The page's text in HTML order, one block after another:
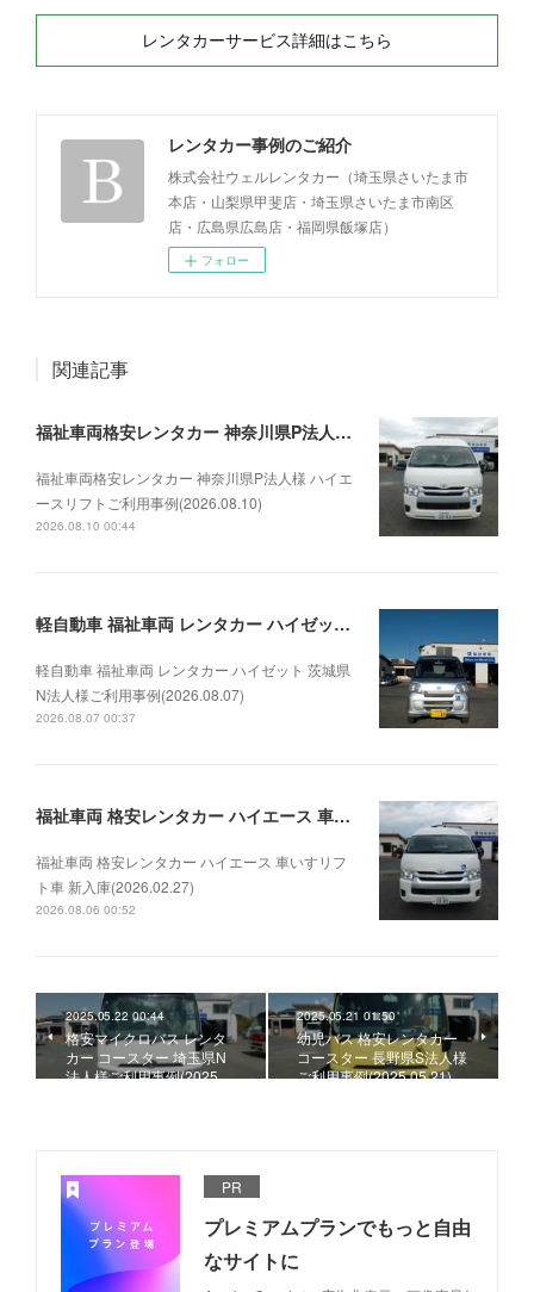
レンタカーサービス詳細はこちら
レンタカー事例のご紹介
株式会社ウェルレンタカー（埼玉県さいたま市
本店・山梨県甲斐店・埼玉県さいたま市南区
店・広島県広島店・福岡県飯塚店）
フォロー
関連記事
福祉車両格安レンタカー 神奈川県P法人様 ハイエースリフトご利用事例(2026.08.10)
福祉車両格安レンタカー 神奈川県P法人様 ハイエ
ースリフトご利用事例(2026.08.10)
2026.08.10 00:44
軽自動車 福祉車両 レンタカー ハイゼット 茨城県N法人様ご利用事例(2026.08.07)
軽自動車 福祉車両 レンタカー ハイゼット 茨城県
N法人様ご利用事例(2026.08.07)
2026.08.07 00:37
福祉車両 格安レンタカー ハイエース 車いすリフト車 新入庫(2026.02.27)
福祉車両 格安レンタカー ハイエース 車いすリフ
ト車 新入庫(2026.02.27)
2026.08.06 00:52
2025.05.22 00:44
格安マイクロバス レンタ
カー コースター 埼玉県N
法人様ご利用事例(2025.…
2025.05.21 01:50
幼児バス 格安レンタカー
コースター 長野県S法人様
ご利用事例(2025.05.21)
PR
プレミアムプランでもっと自由
なサイトに